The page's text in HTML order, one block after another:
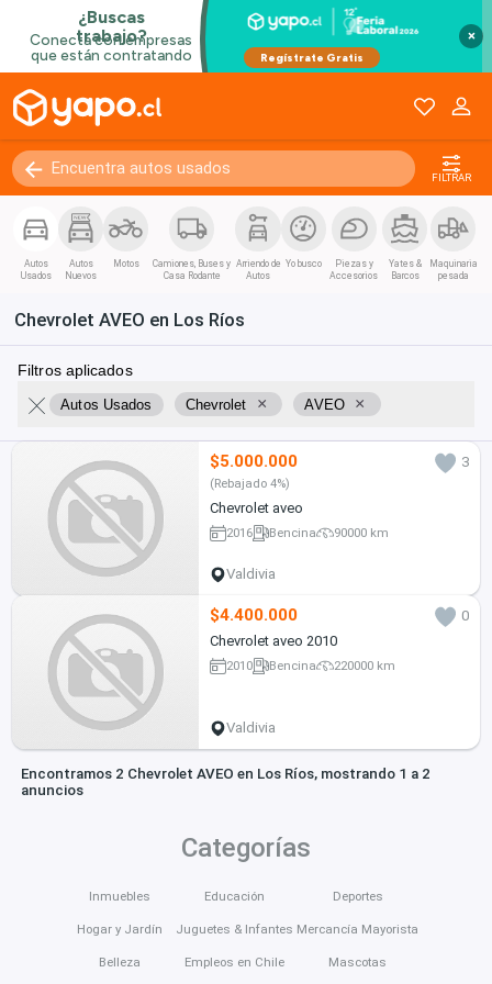
×
FILTRAR
Autos
Usados
Autos
Nuevos
Motos
Camiones, Buses y
Casa Rodante
Arriendo de
Autos
Yo busco
Piezas y
Accesorios
Yates &
Barcos
Maquinaria
pesada
Chevrolet AVEO en Los Ríos
Filtros aplicados
Autos Usados Chevrolet × AVEO ×
$5.000.000 3
(Rebajado 4%)
Chevrolet aveo
2016 Bencina 90000 km
Valdivia
$4.400.000
0
Chevrolet aveo 2010
2010 Bencina 220000 km
Valdivia
Encontramos 2 Chevrolet AVEO en Los Ríos, mostrando 1 a 2
anuncios
Categorías
Inmuebles
Hogar y Jardín
Belleza
Educación
Juguetes & Infantes
Empleos en Chile
Deportes
Mercancía Mayorista
Mascotas